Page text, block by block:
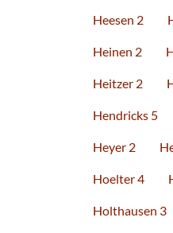
Heesen 2
Heinen 2
Heitzer 2
Hendricks 5
Heyer 2
Hoelter 4
Holthausen 3